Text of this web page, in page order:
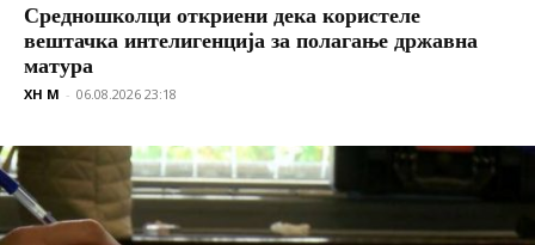
Средношколци откриени дека користеле
вештачка интелигенција за полагање државна
матура
XH M - 06.08.2026 23:18